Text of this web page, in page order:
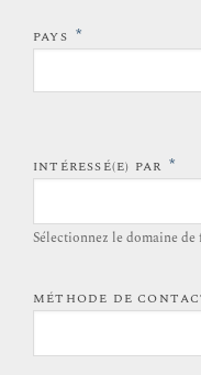
PAYS *
INTÉRESSÉ(E) PAR *
Sélectionnez le domaine
MÉTHODE DE